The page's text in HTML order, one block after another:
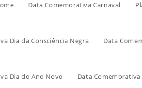
Data Comemorativa Carnaval
Dia da Consciência Negra Data
Dia do Ano Novo Data Comemorativa